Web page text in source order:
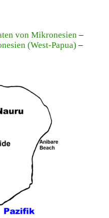
von Mikronesien –
(West-Papua) –